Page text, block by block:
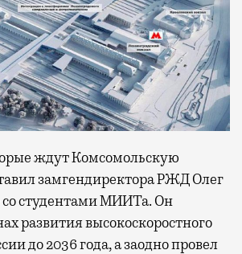
ждут Комсомольскую
замгендиректора РЖД Олег
со студентами МИИТа. Он
развития высокоскоростного
до 2036 года, а заодно провел